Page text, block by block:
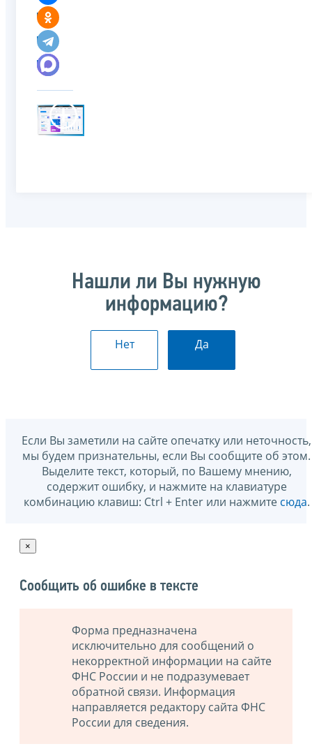
Нашли ли Вы нужную
информацию?
Нет Да
Если Вы заметили на сайте опечатку или неточность,
мы будем признательны, если Вы сообщите об этом.
Выделите текст, который, по Вашему мнению,
содержит ошибку, и нажмите на клавиатуре
комбинацию клавиш: Ctrl + Enter или нажмите сюда.
×
Сообщить об ошибке в тексте
Форма предназначена
исключительно для сообщений о
некорректной информации на сайте
ФНС России и не подразумевает
обратной связи. Информация
направляется редактору сайта ФНС
России для сведения.